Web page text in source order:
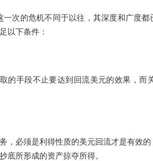
一次的危机不同于以往，其深度和广度
以下条件：
的手段不止要达到回流美元的效果，
，必须是利得性质的美元回流才是有效
底所形成的资产掠夺所得。